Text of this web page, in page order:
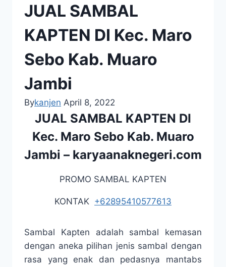
JUAL SAMBAL
KAPTEN DI Kec. Maro
Sebo Kab. Muaro
Jambi
Bykanjen April 8, 2022
JUAL SAMBAL KAPTEN DI
Kec. Maro Sebo Kab. Muaro
Jambi – karyaanaknegeri.com
PROMO SAMBAL KAPTEN
KONTAK +62895410577613
Sambal Kapten adalah sambal kemasan
dengan aneka pilihan jenis sambal dengan
rasa yang enak dan pedasnya mantabs